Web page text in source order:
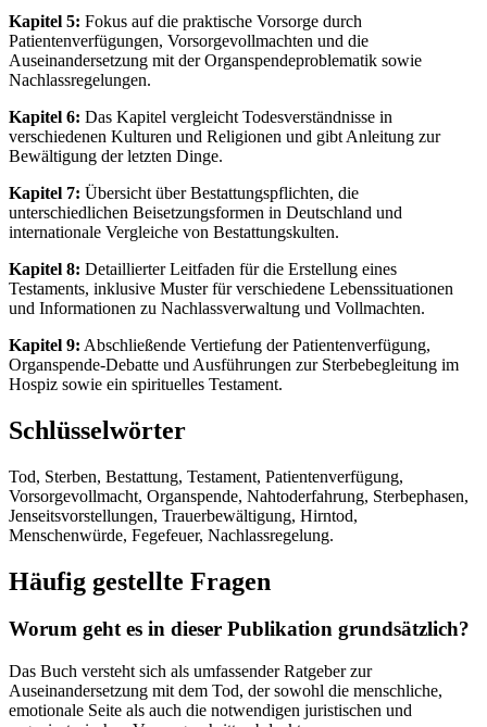
Kapitel 5: Fokus auf die praktische Vorsorge durch
Patientenverfügungen, Vorsorgevollmachten und die
Auseinandersetzung mit der Organspendeproblematik sowie
Nachlassregelungen.
Kapitel 6: Das Kapitel vergleicht Todesverständnisse in
verschiedenen Kulturen und Religionen und gibt Anleitung zur
Bewältigung der letzten Dinge.
Kapitel 7: Übersicht über Bestattungspflichten, die
unterschiedlichen Beisetzungsformen in Deutschland und
internationale Vergleiche von Bestattungskulten.
Kapitel 8: Detaillierter Leitfaden für die Erstellung eines
Testaments, inklusive Muster für verschiedene Lebenssituationen
und Informationen zu Nachlassverwaltung und Vollmachten.
Kapitel 9: Abschließende Vertiefung der Patientenverfügung,
Organspende-Debatte und Ausführungen zur Sterbebegleitung im
Hospiz sowie ein spirituelles Testament.
Schlüsselwörter
Tod, Sterben, Bestattung, Testament, Patientenverfügung,
Vorsorgevollmacht, Organspende, Nahtoderfahrung, Sterbephasen,
Jenseitsvorstellungen, Trauerbewältigung, Hirntod,
Menschenwürde, Fegefeuer, Nachlassregelung.
Häufig gestellte Fragen
Worum geht es in dieser Publikation grundsätzlich?
Das Buch versteht sich als umfassender Ratgeber zur
Auseinandersetzung mit dem Tod, der sowohl die menschliche,
emotionale Seite als auch die notwendigen juristischen und